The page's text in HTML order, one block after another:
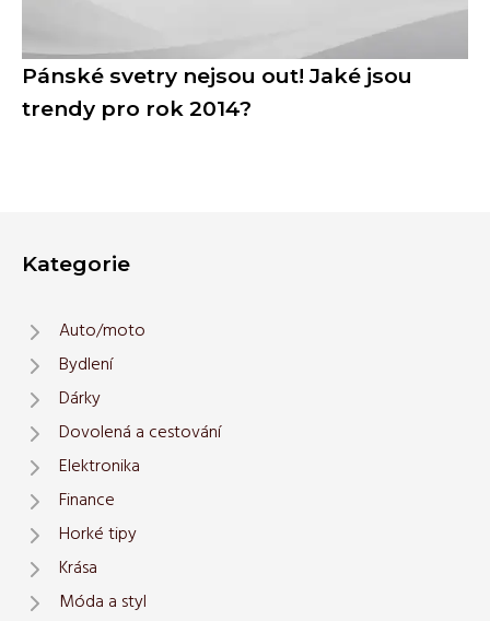
Pánské svetry nejsou out! Jaké jsou
trendy pro rok 2014?
Kategorie
Auto/moto
Bydlení
Dárky
Dovolená a cestování
Elektronika
Finance
Horké tipy
Krása
Móda a styl